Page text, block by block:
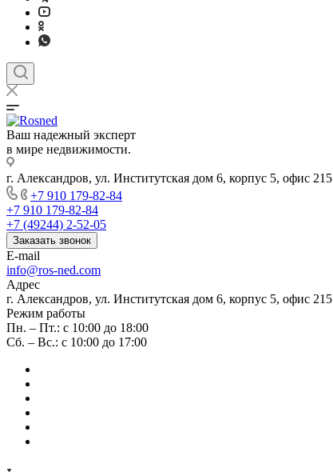
Ваш надежный эксперт
в мире недвижимости.
г. Александров, ул. Институтская дом 6, корпус 5, офис 215
+7 910 179-82-84
+7 910 179-82-84
+7 (49244) 2-52-05
Заказать звонок
E-mail
info@ros-ned.com
Адрес
г. Александров, ул. Институтская дом 6, корпус 5, офис 215
Режим работы
Пн. – Пт.: с 10:00 до 18:00
Сб. – Вс.: с 10:00 до 17:00